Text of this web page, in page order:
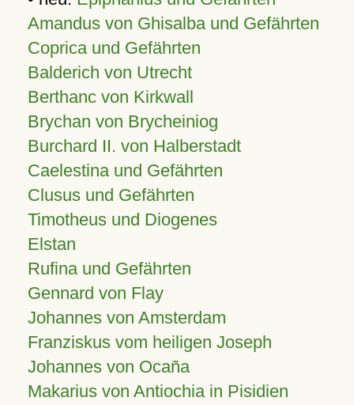
Amandus von Ghisalba und Gefährten
Coprica und Gefährten
Balderich von Utrecht
Berthanc von Kirkwall
Brychan von Brycheiniog
Burchard II. von Halberstadt
Caelestina und Gefährten
Clusus und Gefährten
Timotheus und Diogenes
Elstan
Rufina und Gefährten
Gennard von Flay
Johannes von Amsterdam
Franziskus vom heiligen Joseph
Johannes von Ocaña
Makarius von Antiochia in Pisidien